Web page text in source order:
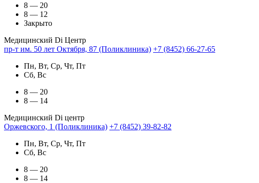
8 — 20
8 — 12
Закрыто
Медицинский Di Центр
пр-т им. 50 лет Октября, 87 (Поликлиника) +7 (8452) 66-27-65
Пн, Вт, Ср, Чт, Пт
Сб, Вс
8 — 20
8 — 14
Медицинский Di центр
Оржевского, 1 (Поликлиника) +7 (8452) 39-82-82
Пн, Вт, Ср, Чт, Пт
Сб, Вс
8 — 20
8 — 14